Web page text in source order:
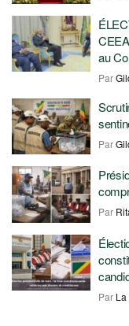
au
Par
Par
Par
Par